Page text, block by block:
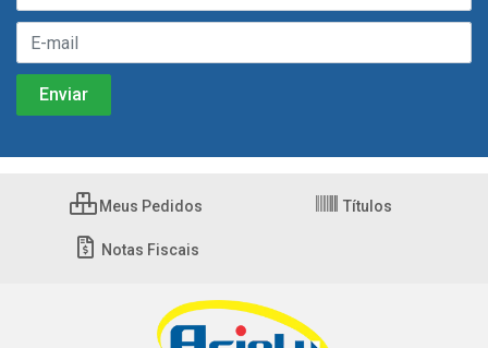
Meus Pedidos Títulos
Notas Fiscais